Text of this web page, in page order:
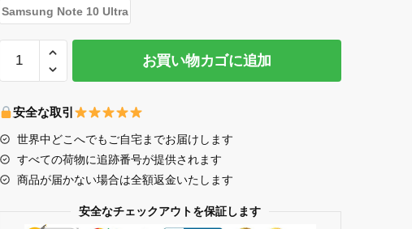
Samsung Note 10 Ultra
Kids
-
iPhone
お買い物カゴに追加
安全な取引
世界中どこへでもご自宅までお届けします
すべての荷物に追跡番号が提供されます
商品が届かない場合は全額返金いたします
安全なチェックアウトを保証します